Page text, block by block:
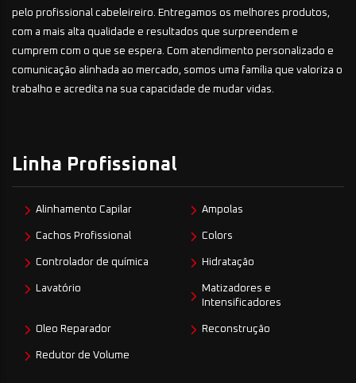
pelo profissional cabeleireiro. Entregamos os melhores produtos,
com a mais alta qualidade e resultados que surpreendem e
cumprem com o que se espera. Com atendimento personalizado e
comunicação alinhada ao mercado, somos uma família que valoriza o
trabalho e acredita na sua capacidade de mudar vidas.
Linha Profissional
Alinhamento Capilar Ampolas
Cachos Profissional Colors
Controlador de química Hidratação
Lavatório
Matizadores e
Intensificadores
Oleo Reparador Reconstrução
Redutor de Volume